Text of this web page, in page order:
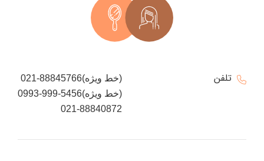
تلفن
021-88845766(خط ویژه)
0993-999-5456(خط ویژه)
021-88840872